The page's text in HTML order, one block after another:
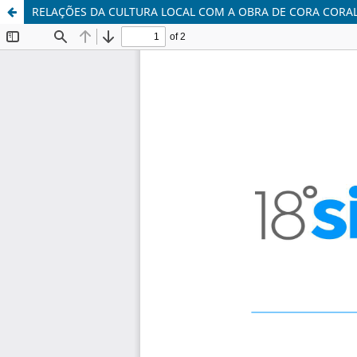
RELAÇÕES DA CULTURA LOCAL COM A OBRA DE CORA